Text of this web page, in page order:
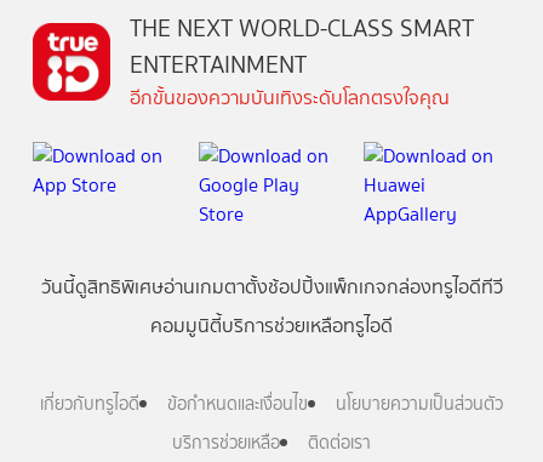
THE NEXT WORLD-CLASS SMART
ENTERTAINMENT
อีกขั้นของความบันเทิงระดับโลกตรงใจคุณ
วันนี้ดูสิทธิพิเศษอ่านเกมตาตั้งช้อปปิ้งแพ็กเกจกล่องทรูไอดีทีวี
คอมมูนิตี้บริการช่วยเหลือทรูไอดี
เกี่ยวกับทรูไอดี ข้อกำหนดและเงื่อนไข
นโยบายความเป็นส่วนตัว
บริการช่วยเหลือ
ติดต่อเรา